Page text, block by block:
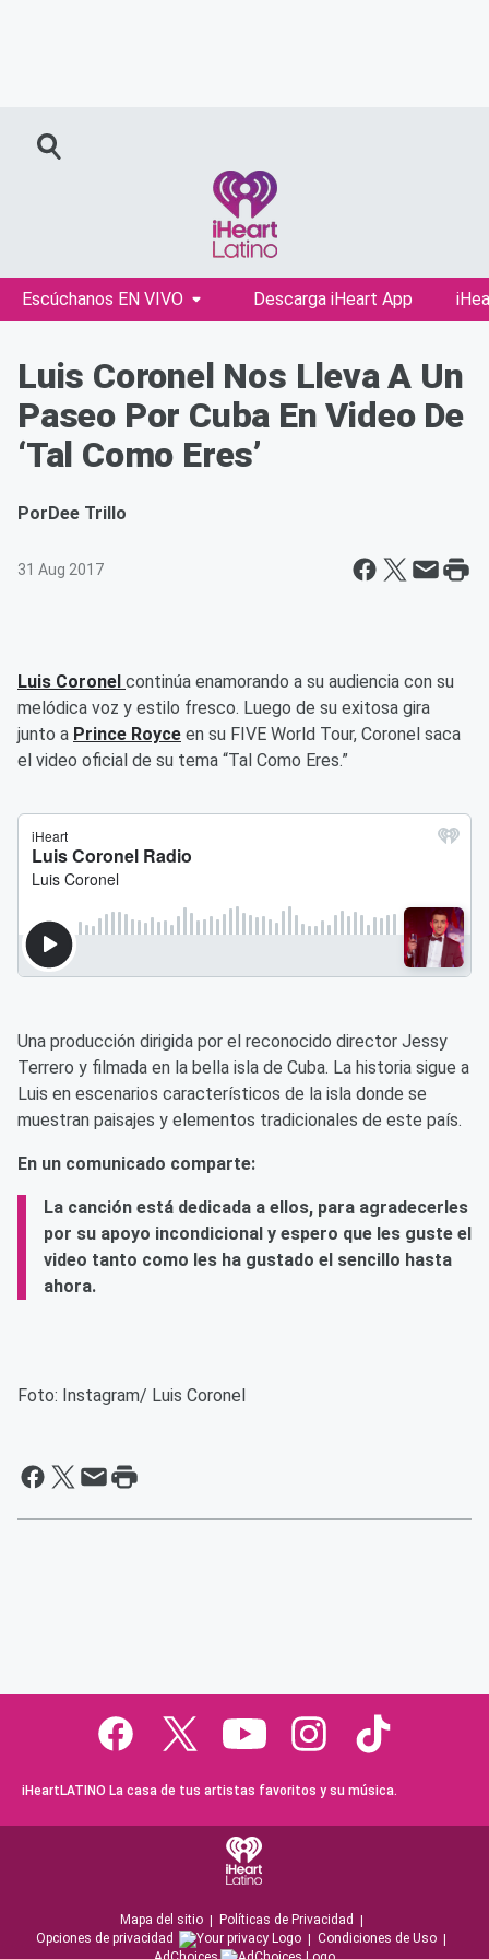
Escúchanos EN VIVO Descarga iHeart App
Luis Coronel Nos Lleva A Un
Paseo Por Cuba En Video De
‘Tal Como Eres’
PorDee Trillo
31 Aug 2017
Luis Coronel continúa enamorando a su audiencia con su
melódica voz y estilo fresco. Luego de su exitosa gira
junto a Prince Royce en su FIVE World Tour, Coronel saca
el video oficial de su tema “Tal Como Eres.”
Una producción dirigida por el reconocido director Jessy
Terrero y filmada en la bella isla de Cuba. La historia sigue a
Luis en escenarios característicos de la isla donde se
muestran paisajes y elementos tradicionales de este país.
En un comunicado comparte:
La canción está dedicada a ellos, para agradecerles
por su apoyo incondicional y espero que les guste el
video tanto como les ha gustado el sencillo hasta
ahora.
Foto: Instagram/ Luis Coronel
iHeartLATINO La casa de tus artistas favoritos y su música.
Mapa del sitio
Políticas de Privacidad
Opciones de privacidad
Condiciones de Uso